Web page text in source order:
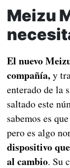
Meizu
El nuevo
compañía,y
enterado de la
saltado este
sabemos es que
pero es algo
dispositivo
al cambio. Su